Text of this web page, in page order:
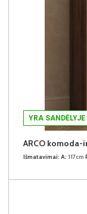
YRA SANDĖLYJE
ARCO komoda-
Išmatavimai: A: 117cm